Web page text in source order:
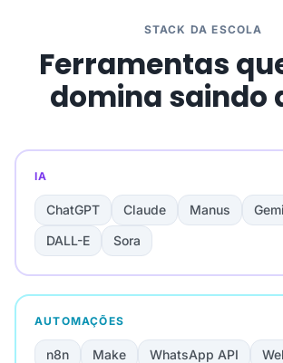
STACK DA ESCOLA
Ferramentas
domina saindo
IA
ChatGPT Claude Manus
DALL-E
Sora
AUTOMAÇÕES
n8n Make WhatsApp API